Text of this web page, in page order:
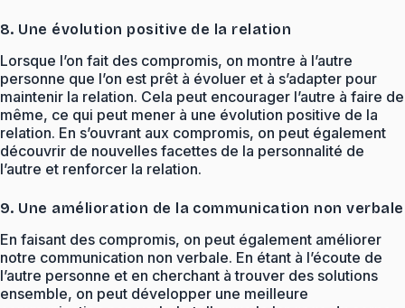
8. Une évolution positive de la relation
Lorsque l’on fait des compromis, on montre à l’autre
personne que l’on est prêt à évoluer et à s’adapter pour
maintenir la relation. Cela peut encourager l’autre à faire de
même, ce qui peut mener à une évolution positive de la
relation. En s’ouvrant aux compromis, on peut également
découvrir de nouvelles facettes de la personnalité de
l’autre et renforcer la relation.
9. Une amélioration de la communication non verbale
En faisant des compromis, on peut également améliorer
notre communication non verbale. En étant à l’écoute de
l’autre personne et en cherchant à trouver des solutions
ensemble, on peut développer une meilleure